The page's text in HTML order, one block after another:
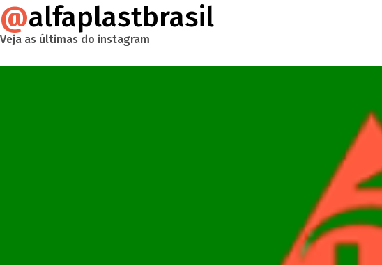
@alfaplastbrasil
Veja as últimas do instagram